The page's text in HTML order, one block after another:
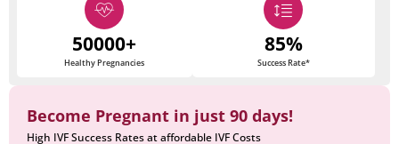
50000+
Healthy Pregnancies
85%
Success Rate*
Become Pregnant in just 90 days!
High IVF Success Rates at affordable IVF Costs